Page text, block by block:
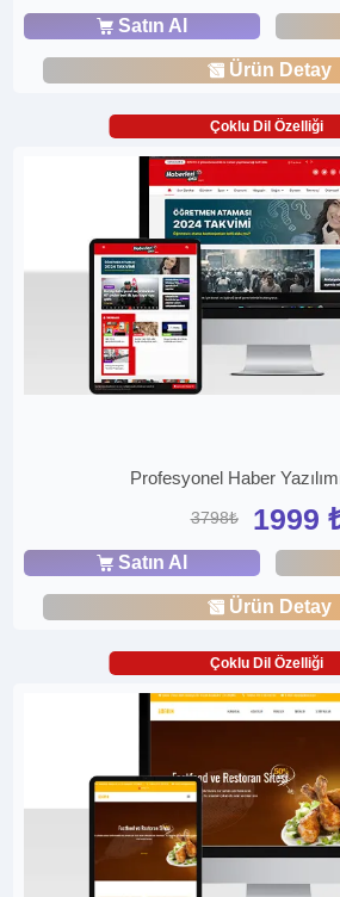
Satın Al
Ürün Detay
Çoklu Dil Özelliği
Profesyonel Haber
3798₺ 1999
Satın Al
Ürün Detay
Çoklu Dil Özelliği